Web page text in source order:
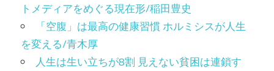
トメディアをめぐる現在形/稲田豊史
「空腹」は最高の健康習慣 ホルミシスが人生
を変える/青木厚
人生は生い立ちが8割 見えない貧困は連鎖す